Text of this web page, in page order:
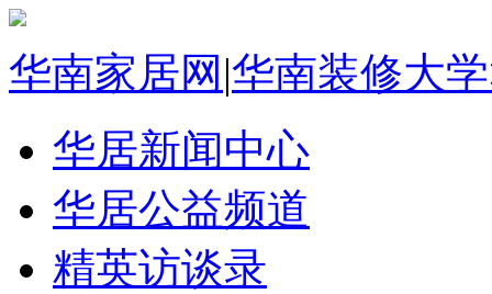
华南家居网 |华南装修大
华居新闻中心
华居公益频道
精英访谈录